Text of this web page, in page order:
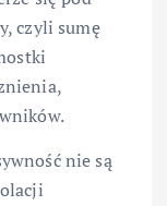
czyli sumę
nie są